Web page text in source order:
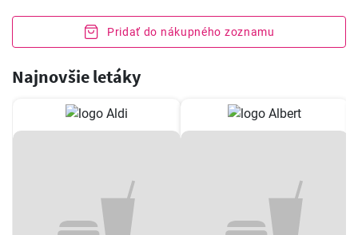
Pridať do nákupného zoznamu
Najnovšie letáky